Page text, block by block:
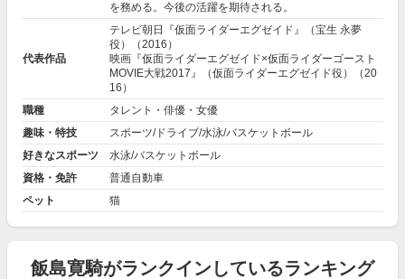
を務める。今後の活躍を期待される。
代表作品
テレビ朝日『仮面ライダーエグゼイド』（宝生 永夢
役）（2016）
映画『仮面ライダーエグゼイド×仮面ライダーゴースト
MOVIE大戦2017』（仮面ライダーエグゼイド役）（20
16）
職種
タレント・俳優・女優
趣味・特技
スポーツ/ドライブ/水泳/バスケットボール
好きなスポーツ
水泳/バスケットボール
資格・免許
普通自動車
ペット
猫
飯島寛騎がランクインしているランキング